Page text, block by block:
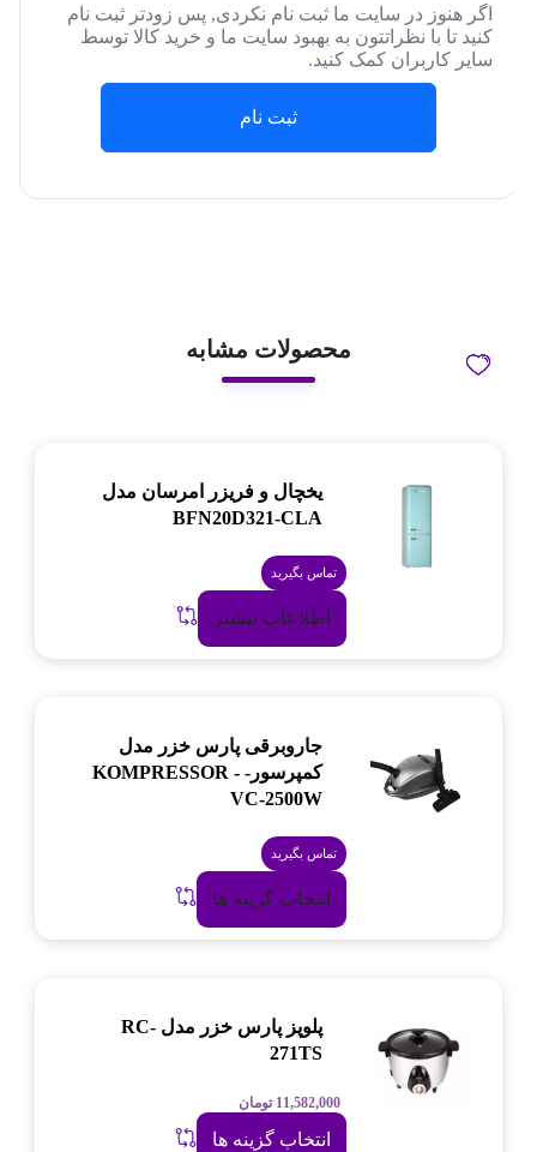
اگر هنوز در سایت ما ثبت نام نکردی, پس زودتر ثبت نام
کنید تا با نظراتتون به بهبود سایت ما و خرید کالا توسط
سایر کاربران کمک کنید.
ثبت نام
محصولات مشابه
یخچال و فریزر امرسان مدل
BFN20D321-CLA
تماس بگیرید
اطلاعات بیشتر
جاروبرقی پارس خزر مدل
کمپرسور- KOMPRESSOR -
VC-2500W
تماس بگیرید
انتخاب گزینه ها
پلوپز پارس خزر مدل RC-
271TS
11,582,000 تومان
انتخاب گزینه ها